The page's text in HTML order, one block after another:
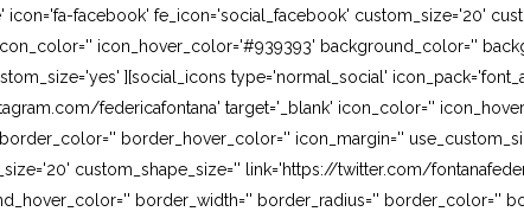
facebook' fe_icon='social_facebook' custom_size='20'
icon_hover_color='#939393' background_color=''
][social_icons type='normal_social'
federicafontana' target='_blank' icon_color=''
border_hover_color='' icon_margin=''
custom_shape_size='' link='https://twitter.com/
border_width='' border_radius='' border_color=''